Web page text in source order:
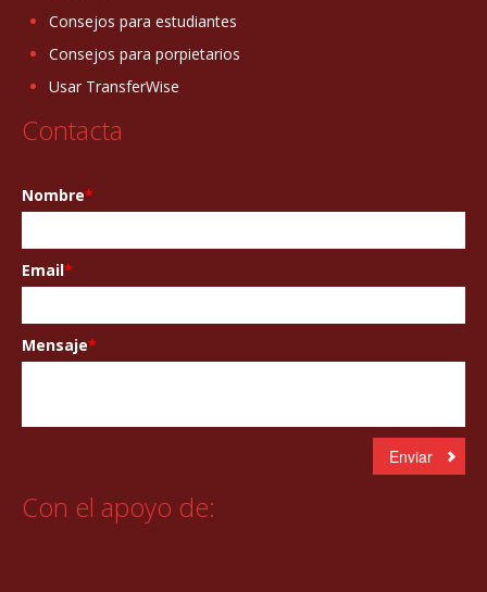
Consejos para estudiantes
Consejos para porpietarios
Usar TransferWise
Contacta
Nombre*
Email*
Mensaje*
Con el apoyo de: